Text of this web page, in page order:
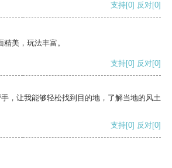
支持[0] 反对[0]
美，玩法丰富。
支持[0] 反对[0]
，让我能够轻松找到目的地，了解当地的风土
支持[0] 反对[0]